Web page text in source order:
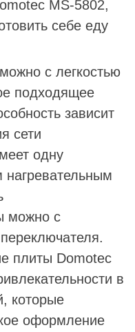
MS-5802,
себе еду
с легкостью
подходящее
зависит
сети
одну
нагревательным
можно с
плиты Domotec
в
которые
оформление